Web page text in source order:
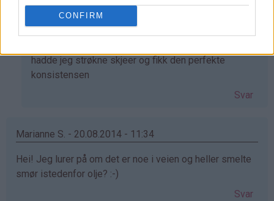
CONFIRM
svar
av
Linn
hei, har du prøvd å ha helt ''strøkne'' skjeer, første
gang jeg prøvde det hadde jeg ikke helt strøkne
hadde jeg strøkne skjeer og fikk den perfekte
konsistensen
Svar
Marianne S. - 20.08.2014 - 11:34
Hei! Jeg lurer på om det er noe i veien og heller smelte
smør istedenfor olje? :-)
Svar